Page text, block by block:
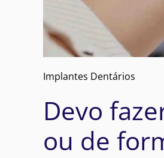
Implantes Dentários
Devo
ou de